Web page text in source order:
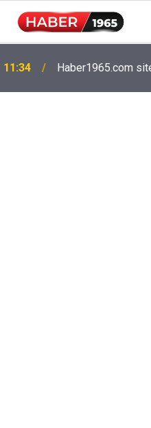
11:34 Haber1965.com
15:52
hesaplarda